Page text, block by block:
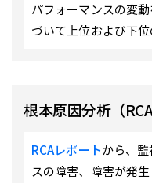
パフォーマンスの変
づいて上位および下位
根本原因分析（RCA
RCAレポートから、
スの障害、障害が発